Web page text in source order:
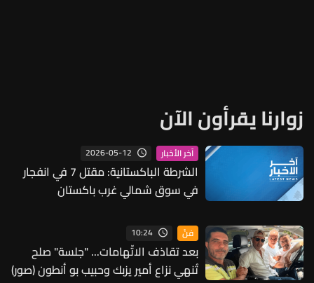
زوارنا يقرأون الآن
آخر الأخبار 2026-05-12
الشرطة الباكستانية: مقتل 7 في انفجار
في سوق شمالي غرب باكستان
فنّ 10:24
بعد تقاذف الاتّهامات... "جلسة" صلح
تُنهي نزاع أمير يزبك وحبيب بو أنطون (صور)